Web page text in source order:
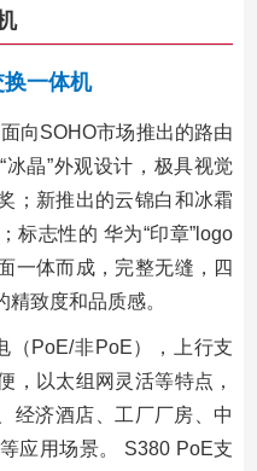
一体机
向SOHO市场推出的路由
晶”外观设计，极具视觉
；新推出的云锦白和冰霜
标志性的 华为“印章”logo
一体而成，完整无缝，四
致度和品质感。
（PoE/非PoE），上行支
，以太组网灵活等特点，
经济酒店、工厂厂房、中
应用场景。 S380 PoE支